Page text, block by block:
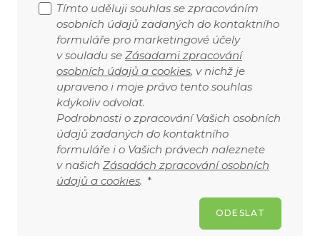
Tímto uděluji souhlas se zpracováním
osobních údajů zadaných do kontaktního
formuláře pro marketingové účely
v souladu se Zásadami zpracování
osobních údajů a cookies, v nichž je
upraveno i moje právo tento souhlas
kdykoliv odvolat.
Podrobnosti o zpracování Vašich osobních
údajů zadaných do kontaktního
formuláře i o Vašich právech naleznete
v našich Zásadách zpracování osobních
údajů a cookies. *
ODESLAT